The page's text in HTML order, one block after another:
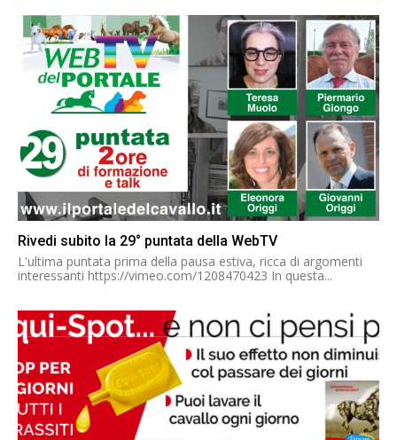
Rivedi subito la 29° puntata della WebTV
L'ultima puntata prima della pausa estiva, ricca di argomenti
interessanti https://vimeo.com/1208470423 In questa...